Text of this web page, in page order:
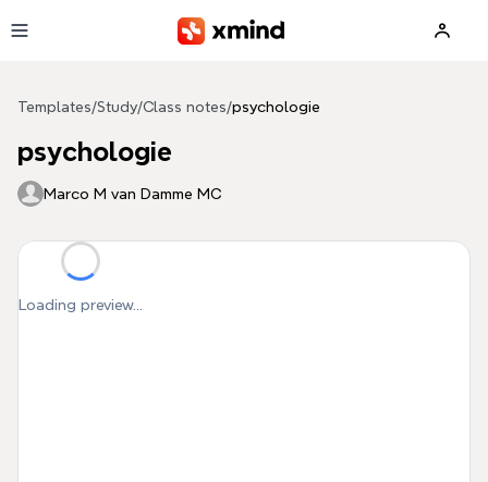
Templates/Study/Class notes/psychologie
psychologie
Marco M van Damme MC
Loading preview...